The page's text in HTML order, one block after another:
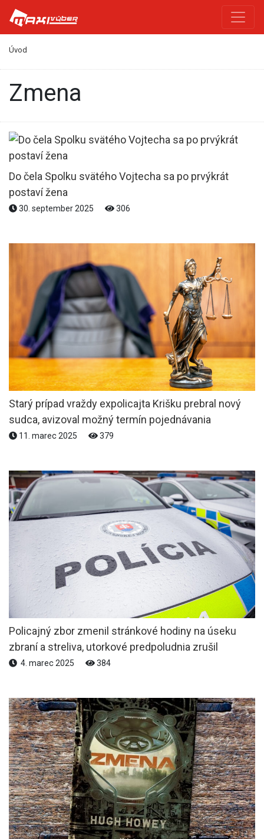
Úvod
zmena
Do čela Spolku svätého Vojtecha sa po prvýkrát
postaví žena
30. september 2025 306
Starý prípad vraždy expolicajta Krišku prebral nový
sudca, avizoval možný termín pojednávania
11. marec 2025 379
Policajný zbor zmenil stránkové hodiny na úseku
zbraní a streliva, utorkové predpoludnia zrušil
4. marec 2025 384